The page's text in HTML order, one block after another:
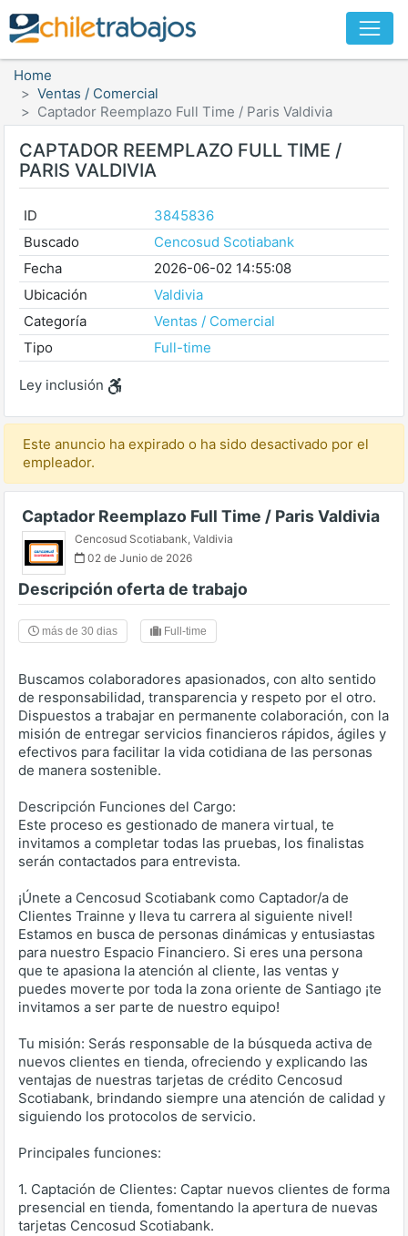
Home
Ventas / Comercial
Captador Reemplazo Full Time / Paris Valdivia
CAPTADOR REEMPLAZO FULL TIME /
PARIS VALDIVIA
ID
3845836
Buscado
Cencosud Scotiabank
Fecha
2026-06-02 14:55:08
Ubicación
Valdivia
Categoría
Ventas / Comercial
Tipo
Full-time
Ley inclusión
Este anuncio ha expirado o ha sido desactivado por el
empleador.
Captador Reemplazo Full Time / Paris Valdivia
Cencosud Scotiabank, Valdivia
02 de Junio de 2026
Descripción oferta de trabajo
más de 30 dias Full-time
Buscamos colaboradores apasionados, con alto sentido
de responsabilidad, transparencia y respeto por el otro.
Dispuestos a trabajar en permanente colaboración, con la
misión de entregar servicios financieros rápidos, ágiles y
efectivos para facilitar la vida cotidiana de las personas
de manera sostenible.
Descripción Funciones del Cargo:
Este proceso es gestionado de manera virtual, te
invitamos a completar todas las pruebas, los finalistas
serán contactados para entrevista.
¡Únete a Cencosud Scotiabank como Captador/a de
Clientes Trainne y lleva tu carrera al siguiente nivel!
Estamos en busca de personas dinámicas y entusiastas
para nuestro Espacio Financiero. Si eres una persona
que te apasiona la atención al cliente, las ventas y
puedes moverte por toda la zona oriente de Santiago ¡te
invitamos a ser parte de nuestro equipo!
Tu misión: Serás responsable de la búsqueda activa de
nuevos clientes en tienda, ofreciendo y explicando las
ventajas de nuestras tarjetas de crédito Cencosud
Scotiabank, brindando siempre una atención de calidad y
siguiendo los protocolos de servicio.
Principales funciones:
1. Captación de Clientes: Captar nuevos clientes de forma
presencial en tienda, fomentando la apertura de nuevas
tarjetas Cencosud Scotiabank.